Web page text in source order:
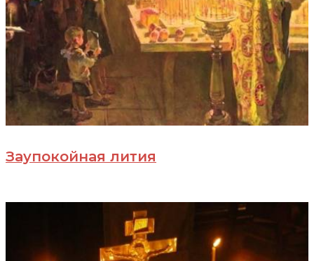
Заупокойная лития